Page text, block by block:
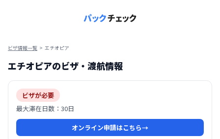
ビザ情報一覧 > エチオピア
エチオピアのビザ・渡航情報
ビザが必要
最大滞在日数： 30日
オンライン申請はこちら→